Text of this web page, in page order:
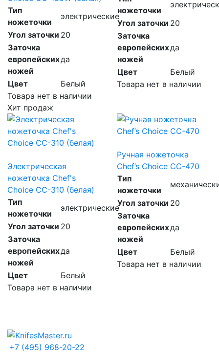
Тип
ножеточки
электрические
Угол заточки 20
Заточка
европейских
ножей
да
Цвет
Белый
Товара нет в наличии
Хит продаж
ножеточки
Угол заточки 20
Заточка
европейских
ножей
да
Цвет
Белый
Товара нет в наличии
Электрическая
ножеточка Chef's
Choice CC-310 (белая)
Тип
ножеточки
электрические
Угол заточки 20
Заточка
европейских
ножей
да
Цвет
Белый
Товара нет в наличии
Ручная ножеточка
Chef’s Choice CC-470
Тип
ножеточки
Угол заточки 20
Заточка
европейских
ножей
да
Цвет
Белый
Товара нет в наличии
+7 (495) 968-20-22